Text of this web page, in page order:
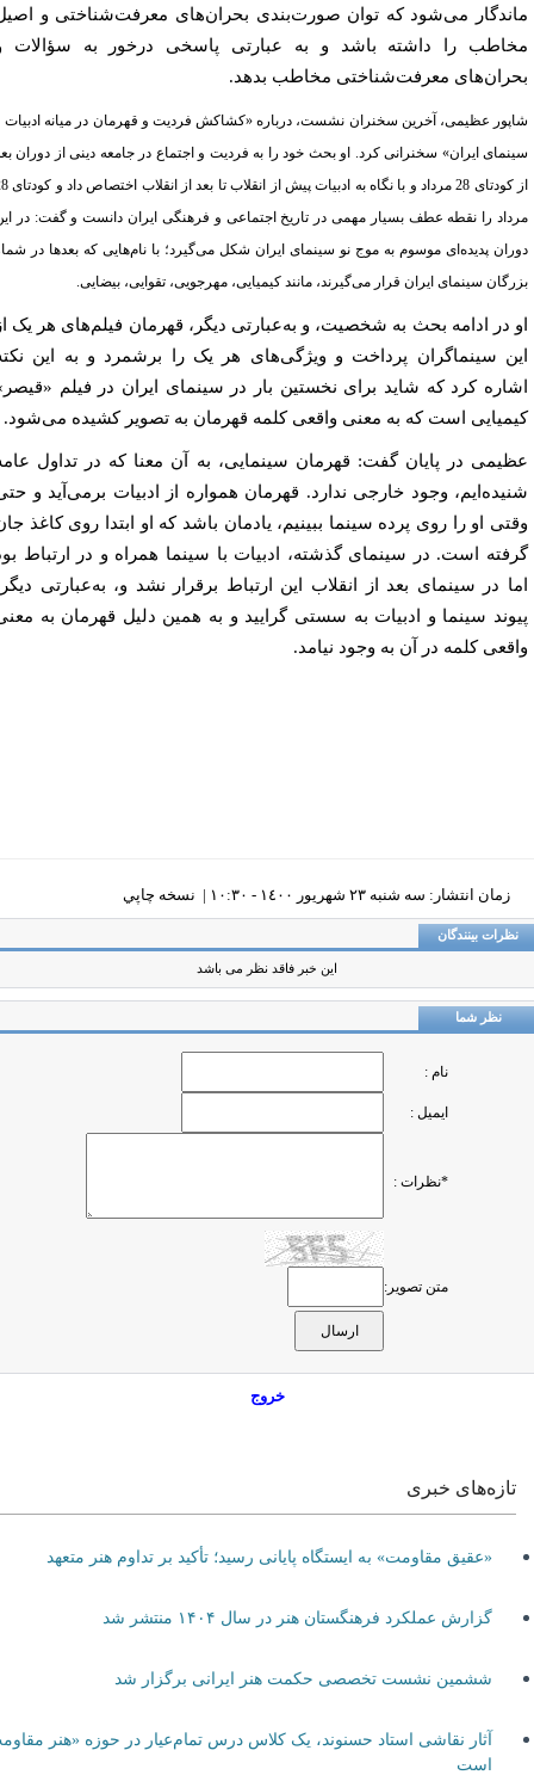
می‌شود که توان صورت‌بندی بحران‌های معرفت‌شناختی و اصیل
را داشته باشد و به عبارتی پاسخی درخور به سؤالات و
معرفت‌شناختی مخاطب بدهد.
عظیمی، آخرین سخنران نشست، درباره «کشاکش فردیت و قهرمان در میانه ادبیات و
ایران» سخنرانی کرد. او بحث خود را به فردیت و اجتماع در جامعه دینی از دوران بعد
از کودتای 28 مرداد و با نگاه به ادبیات پیش از انقلاب تا بعد از انقلاب اختصاص داد و کودتای 28
را نقطه عطف بسیار مهمی در تاریخ اجتماعی و فرهنگی ایران دانست و گفت: در این
پدیده‌ای موسوم به موج نو سینمای ایران شکل می‌گیرد؛ با نام‌هایی که بعدها در شمار
سینمای ایران قرار می‌گیرند، مانند کیمیایی، مهرجویی، تقوایی، بیضایی.
در ادامه بحث به شخصیت، و به‌عبارتی دیگر، قهرمان فیلم‌های هر یک از
سینماگران پرداخت و ویژگی‌های هر یک را برشمرد و به این نکته
کرد که شاید برای نخستین بار در سینمای ایران در فیلم «قیصر»
است که به معنی واقعی کلمه قهرمان به تصویر کشیده می‌شود.
در پایان گفت: قهرمان سینمایی، به آن معنا که در تداول عامه
وجود خارجی ندارد. قهرمان همواره از ادبیات برمی‌آید و حتی
او را روی پرده سینما ببینیم، یادمان باشد که او ابتدا روی کاغذ جان
است. در سینمای گذشته، ادبیات با سینما همراه و در ارتباط بود
در سینمای بعد از انقلاب این ارتباط برقرار نشد و، به‌عبارتی دیگر،
سینما و ادبیات به سستی گرایید و به همین دلیل قهرمان به معنی
کلمه در آن به وجود نیامد.
زمان انتشار: سه شنبه ٢٣ شهريور ١٤٠٠ - ١٠:٣٠ | نسخه چاپي
بینندگان
این خبر فاقد نظر می باشد
نظر شما
نام :
ایمیل :
*نظرات :
متن تصویر:
خروج
تازه‌های خبری
«عقیق مقاومت» به ایستگاه پایانی رسید؛ تأکید بر تداوم هنر متعهد
گزارش عملکرد فرهنگستان هنر در سال ۱۴۰۴ منتشر شد
ششمین نشست تخصصی حکمت هنر ایرانی برگزار شد
آثار نقاشی استاد حسنوند، یک کلاس درس تمام‌عیار در حوزه «هنر
است